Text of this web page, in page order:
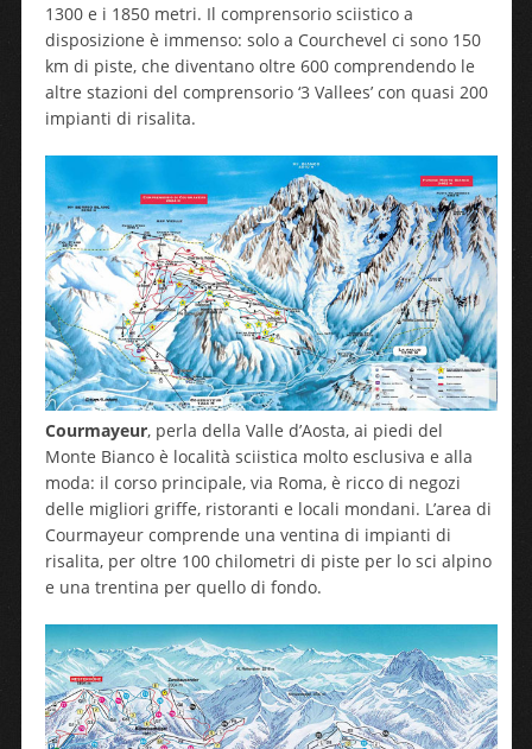
1300 e i 1850 metri. Il comprensorio sciistico a
disposizione è immenso: solo a Courchevel ci sono 150
km di piste, che diventano oltre 600 comprendendo le
altre stazioni del comprensorio ‘3 Vallees’ con quasi 200
impianti di risalita.
Courmayeur, perla della Valle d’Aosta, ai piedi del
Monte Bianco è località sciistica molto esclusiva e alla
moda: il corso principale, via Roma, è ricco di negozi
delle migliori griffe, ristoranti e locali mondani. L’area di
Courmayeur comprende una ventina di impianti di
risalita, per oltre 100 chilometri di piste per lo sci alpino
e una trentina per quello di fondo.